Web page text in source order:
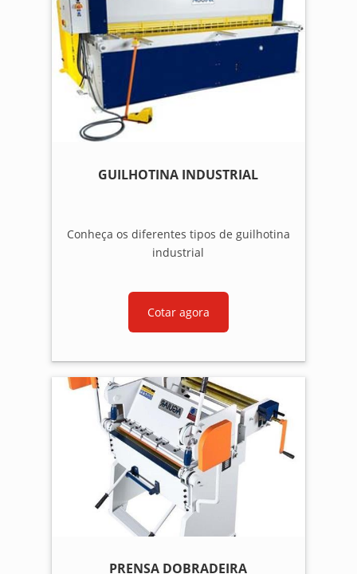
GUILHOTINA INDUSTRIAL
Conheça os diferentes tipos de guilhotina
industrial
Cotar agora
PRENSA DOBRADEIRA